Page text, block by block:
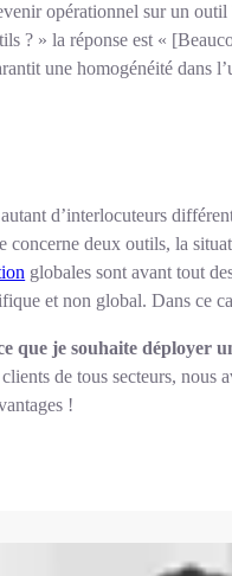
opérationnel sur un
? » la réponse est «
une homogénéité dans
d’interlocuteurs
concerne deux outils, la
globales sont avant tout
et non global. Dans ce
que je souhaite déployer
de tous secteurs,
!